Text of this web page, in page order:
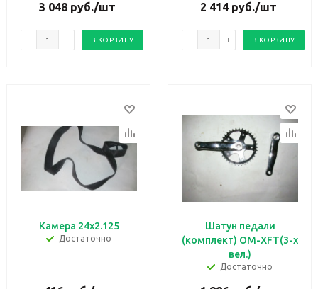
3 048 руб./шт
В КОРЗИНУ
2 414 руб./шт
В КОРЗИНУ
Камера 24х2.125
Достаточно
Шатун педали
(комплект) OM-XFT(3-х
вел.)
Достаточно